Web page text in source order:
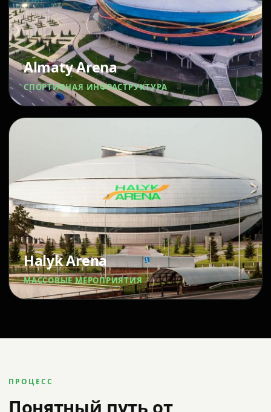
Almaty Arena
СПОРТИВНАЯ ИНФРАСТРУКТУРА
Halyk Arena
МАССОВЫЕ МЕРОПРИЯТИЯ
ПРОЦЕСС
Понятный путь от